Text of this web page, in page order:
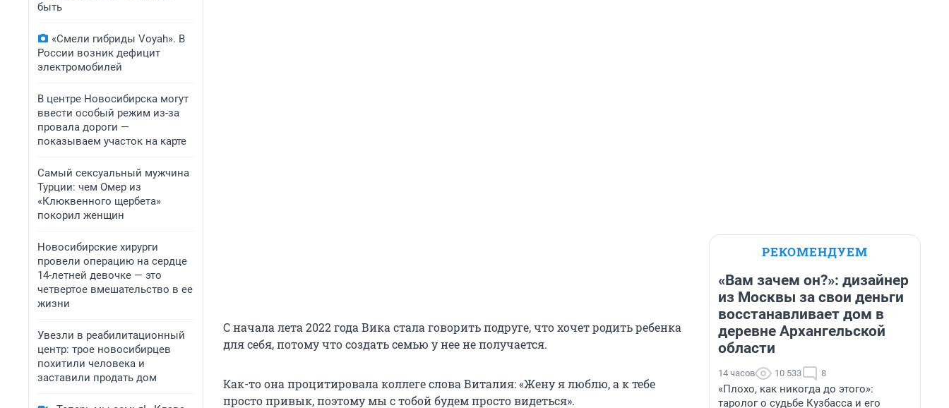
быть
«Смели гибриды Voyah». В
России возник дефицит
электромобилей
В центре Новосибирска могут
ввести особый режим из-за
провала дороги —
показываем участок на карте
Самый сексуальный мужчина
Турции: чем Омер из
«Клюквенного щербета»
покорил женщин
Новосибирские хирурги
провели операцию на сердце
14-летней девочке — это
четвертое вмешательство в ее
жизни
Увезли в реабилитационный
центр: трое новосибирцев
похитили человека и
заставили продать дом
С начала лета 2022 года Вика стала говорить подруге, что хочет родить ребенка
для себя, потому что создать семью у нее не получается.
Как-то она процитировала коллеге слова Виталия: «Жену я люблю, а к тебе
просто привык, поэтому мы с тобой будем просто видеться».
РЕКОМЕНДУЕМ
«Вам зачем он?»: дизайнер
из Москвы за свои деньги
восстанавливает дом в
деревне Архангельской
области
14 часов 10 533 8
«Плохо, как никогда до этого»:
таролог о судьбе Кузбасса и его